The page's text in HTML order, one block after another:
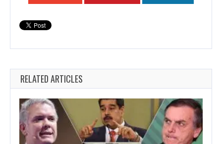
RELATED ARTICLES